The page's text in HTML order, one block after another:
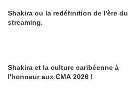
Shakira ou la redéfinition de l'ère du
streaming.
Shakira et la culture caribéenne à
l'honneur aux CMA 2026 !